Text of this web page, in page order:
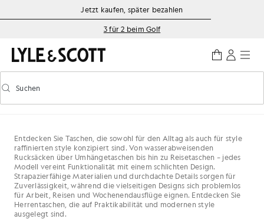
Zum Hauptinhalt springen
Informationen zur Barrierefreiheit
Jetzt kaufen, später bezahlen
3 für 2 beim Golf
Vorausschauende Suche ein-/ausschalten
Suchen
Entdecken Sie Taschen, die sowohl für den Alltag als auch für style
raffinierten style konzipiert sind. Von wasserabweisenden
Rucksäcken über Umhängetaschen bis hin zu Reisetaschen – jedes
Modell vereint Funktionalität mit einem schlichten Design.
Strapazierfähige Materialien und durchdachte Details sorgen für
Zuverlässigkeit, während die vielseitigen Designs sich problemlos
für Arbeit, Reisen und Wochenendausflüge eignen. Entdecken Sie
Herrentaschen, die auf Praktikabilität und modernen style
ausgelegt sind.